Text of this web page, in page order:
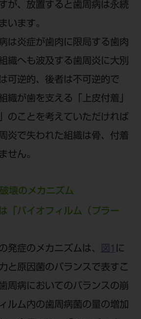
が、放置すると歯周病は永続
います。
は炎症が歯肉に限局する歯肉
織へも波及する歯周炎に大別
可逆的、後者は不可逆的で
織が歯を支える「上皮付着」
のことを考えていただければ
炎で失われた組織は骨、付着
せん。
壊のメカニズム
「バイオフィルム（プラー
発症のメカニズムは、
図1 に
と原因菌のバランスで表すこ
周病においてのバランスの崩
ルム内の歯周病菌の量の増加